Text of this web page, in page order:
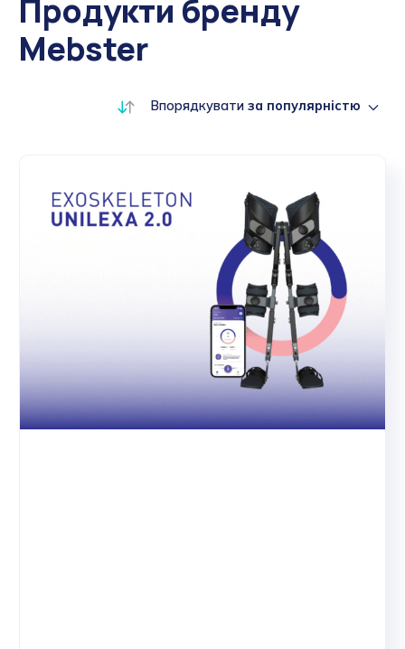
Продукти бренду
Mebster
Впорядкувати за популярністю